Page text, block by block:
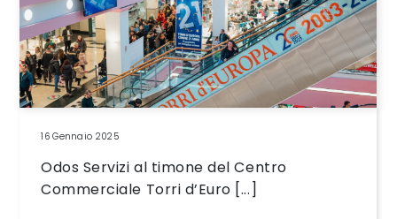
16 Gennaio 2025
Odos Servizi al timone del Centro
Commerciale Torri d’Euro [...]